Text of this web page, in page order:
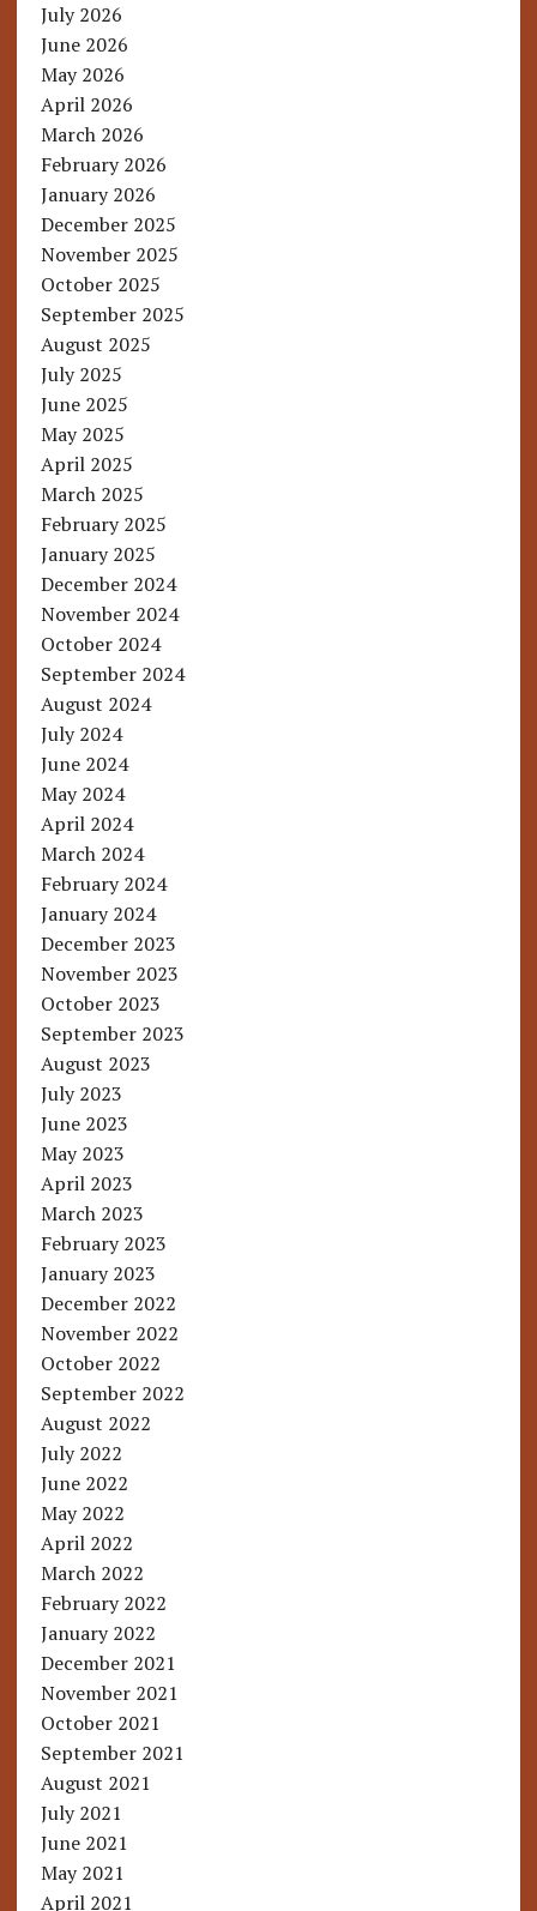
July 2026
June 2026
May 2026
April 2026
March 2026
February 2026
January 2026
December 2025
November 2025
October 2025
September 2025
August 2025
July 2025
June 2025
May 2025
April 2025
March 2025
February 2025
January 2025
December 2024
November 2024
October 2024
September 2024
August 2024
July 2024
June 2024
May 2024
April 2024
March 2024
February 2024
January 2024
December 2023
November 2023
October 2023
September 2023
August 2023
July 2023
June 2023
May 2023
April 2023
March 2023
February 2023
January 2023
December 2022
November 2022
October 2022
September 2022
August 2022
July 2022
June 2022
May 2022
April 2022
March 2022
February 2022
January 2022
December 2021
November 2021
October 2021
September 2021
August 2021
July 2021
June 2021
May 2021
April 2021